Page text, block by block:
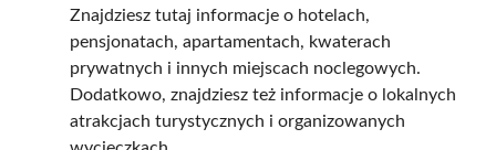
Znajdziesz tutaj informacje o hotelach,
pensjonatach, apartamentach, kwaterach
prywatnych i innych miejscach noclegowych.
Dodatkowo, znajdziesz też informacje o lokalnych
atrakcjach turystycznych i organizowanych